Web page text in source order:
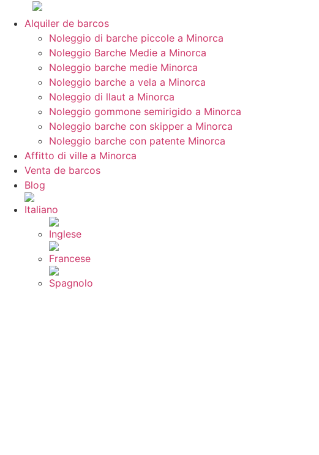
Alquiler de barcos
Noleggio di barche piccole a Minorca
Noleggio Barche Medie a Minorca
Noleggio barche medie Minorca
Noleggio barche a vela a Minorca
Noleggio di llaut a Minorca
Noleggio gommone semirigido a Minorca
Noleggio barche con skipper a Minorca
Noleggio barche con patente Minorca
Affitto di ville a Minorca
Venta de barcos
Blog